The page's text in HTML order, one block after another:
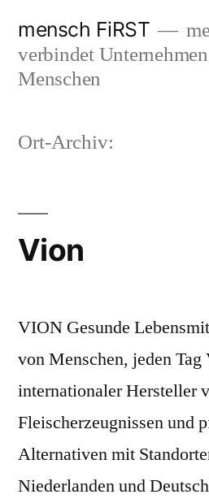
Inhalt
springen
mensch FiRST
verbindet
Menschen
Ort-Archiv:
Vion
VION Gesunde
von Menschen, jeden
internationaler Hersteller
Fleischerzeugnissen und
Alternativen mit
Niederlanden und